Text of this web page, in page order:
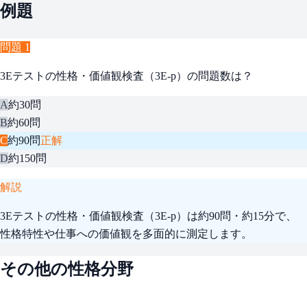
例題
問題 1
3Eテストの性格・価値観検査（3E-p）の問題数は？
A約30問
B約60問
C約90問正解
D約150問
解説
3Eテストの性格・価値観検査（3E-p）は約90問・約15分で、
性格特性や仕事への価値観を多面的に測定します。
その他の性格分野